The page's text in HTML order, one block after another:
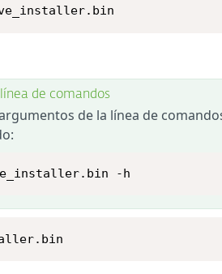
de comandos
de la línea de
-h